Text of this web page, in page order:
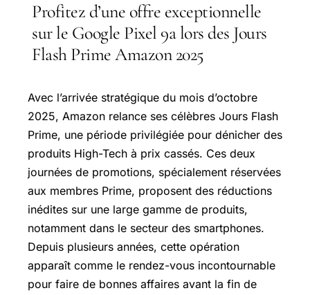
Profitez d’une offre exceptionnelle
sur le Google Pixel 9a lors des Jours
Flash Prime Amazon 2025
Avec l’arrivée stratégique du mois d’octobre
2025, Amazon relance ses célèbres Jours Flash
Prime, une période privilégiée pour dénicher des
produits High-Tech à prix cassés. Ces deux
journées de promotions, spécialement réservées
aux membres Prime, proposent des réductions
inédites sur une large gamme de produits,
notamment dans le secteur des smartphones.
Depuis plusieurs années, cette opération
apparaît comme le rendez-vous incontournable
pour faire de bonnes affaires avant la fin de